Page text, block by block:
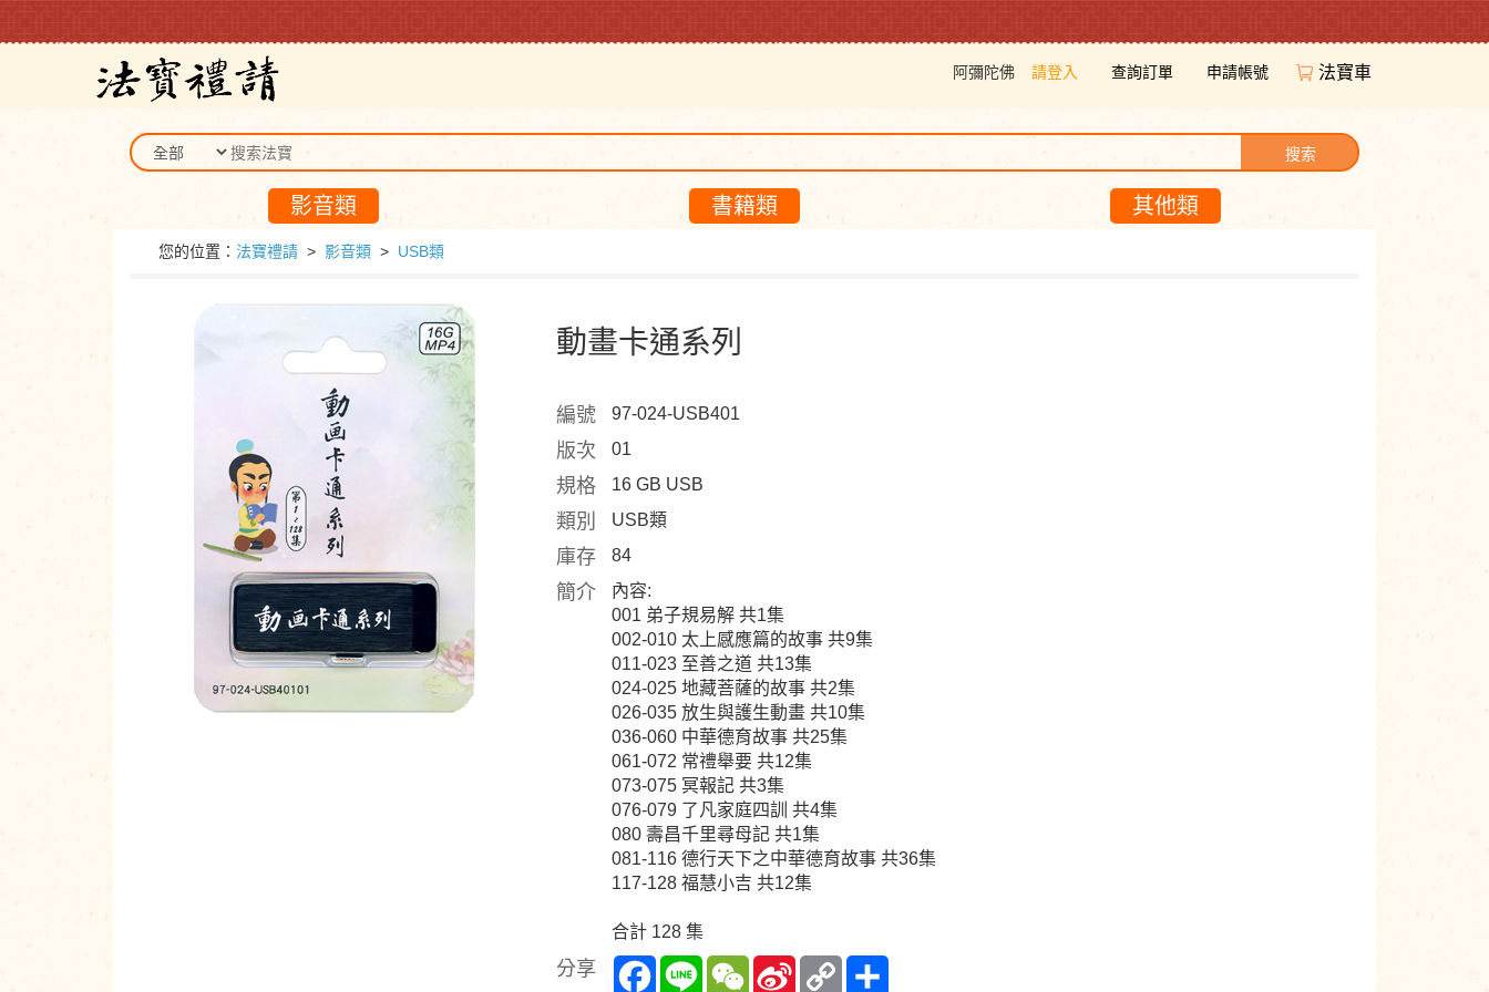
阿彌陀佛 請登入 查詢訂單 申請帳號 法寶車
搜索
影音類 書籍類 其他類
您的位置： 法寶禮請 > 影音類 > USB類
動畫卡通系列
編號 97-024-USB401
版次 01
規格 16 GB USB
類別 USB類
庫存 84
簡介
內容:
001 弟子規易解 共1集
002-010 太上感應篇的故事 共9集
011-023 至善之道 共13集
024-025 地藏菩薩的故事 共2集
026-035 放生與護生動畫 共10集
036-060 中華德育故事 共25集
061-072 常禮舉要 共12集
073-075 冥報記 共3集
076-079 了凡家庭四訓 共4集
080 壽昌千里尋母記 共1集
081-116 德行天下之中華德育故事 共36集
117-128 福慧小吉 共12集
合計 128 集
分享 Facebook
Line WeChatSina
Weibo
Copy
Link
Share